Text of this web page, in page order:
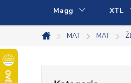
Magg XTL
Domů
MAT MAT